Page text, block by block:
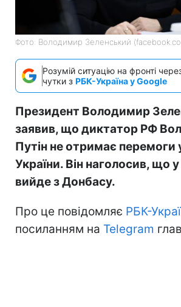
Фото: Володимир Зеленський
Розумій ситуацію на фронті
чутки з РБК-Україна у Google
Президент Володимир
заявив, що диктатор РФ
Путін не отримає перемоги
України. Він наголосив, що у
вийде з Донбасу.
Про це повідомляє РБК-
посиланням на Telegram